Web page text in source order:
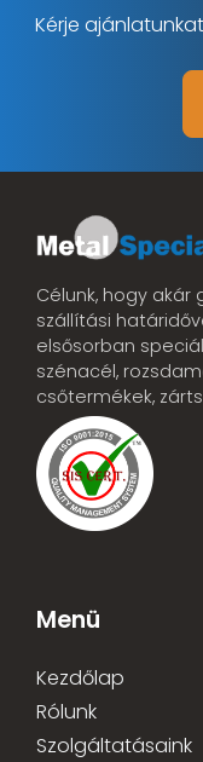
Kérje
Célunk, hogy akár
szállítási
elsősorban
szénacél,
csőtermékek,
Menü
Kezdőlap
Rólunk
Szolgáltatásaink